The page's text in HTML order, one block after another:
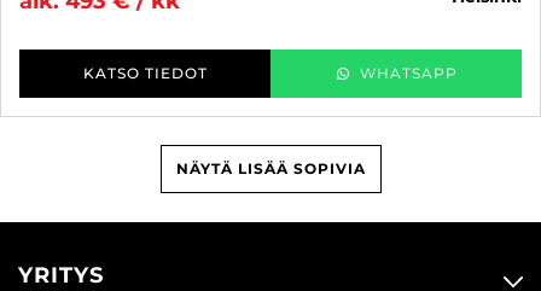
KATSO TIEDOT WHATSAPP
NÄYTÄ LISÄÄ SOPIVIA
YRITYS